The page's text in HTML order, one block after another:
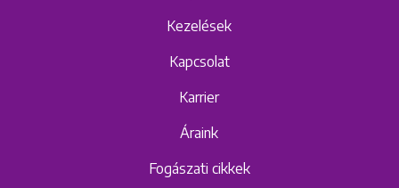
Kezelések
Kapcsolat
Karrier
Áraink
Fogászati cikkek